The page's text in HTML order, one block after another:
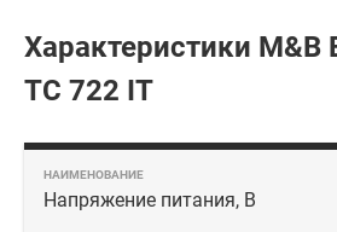
Характеристики M&B
TC 722 IT
Напряжение питания, В